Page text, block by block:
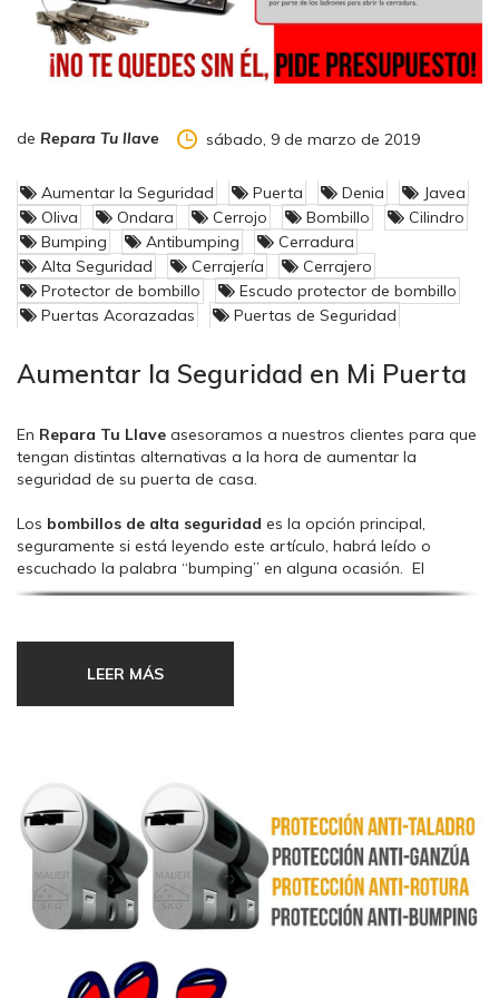
de Repara Tu llave sábado, 9 de marzo de 2019
Aumentar la Seguridad Puerta Denia
Javea
Oliva
Ondara Cerrojo Bombillo
Cilindro
Bumping
Antibumping
Cerradura
Alta Seguridad
Cerrajería
Cerrajero
Protector de bombillo
Escudo protector de bombillo
Puertas Acorazadas
Puertas de Seguridad
Aumentar la Seguridad en Mi Puerta
En Repara Tu Llave asesoramos a nuestros clientes para que
tengan distintas alternativas a la hora de aumentar la
seguridad de su puerta de casa.
Los bombillos de alta seguridad es la opción principal,
seguramente si está leyendo este artículo, habrá leído o
escuchado la palabra “bumping” en alguna ocasión. El
“bumping” es el método de apertura de bombillos más fácil y
Loscerrojoses otra alternativa más que interesante, ya que
Losescudos protectores de bombillo(¡ya era hora que se
empezara a dar importancia a este componente de la
puerta!) es una alternativa que hasta hace un par de años o
tres la gente no valoraba instalar en su puerta, y no vean la
importancia que tiene.
puertas acorazadas, por si cualquiera de estas opciones
se les queda cortas, lo mismo su puerta ya va pidiendo la
LEER MÁS